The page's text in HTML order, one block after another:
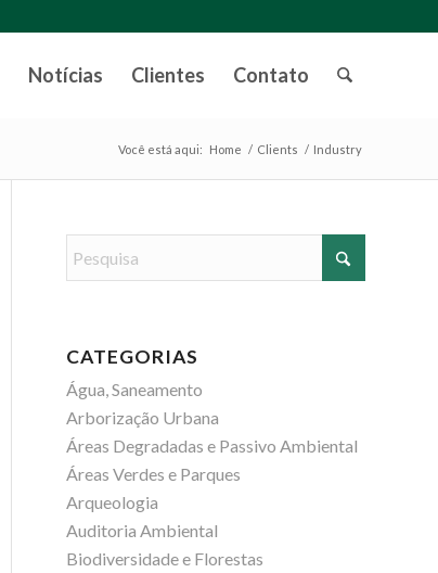
Notícias Clientes Contato
Você está aqui: Home / Clients / Industry
CATEGORIAS
Água, Saneamento
Arborização Urbana
Áreas Degradadas e Passivo Ambiental
Áreas Verdes e Parques
Arqueologia
Auditoria Ambiental
Biodiversidade e Florestas